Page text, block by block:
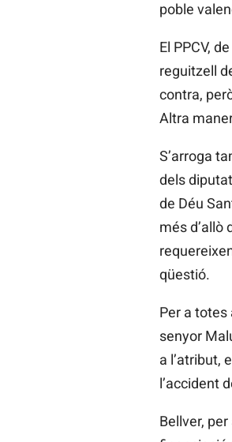
poble
El PPCV,
reguitzell
contra,
Altra
S’arroga
dels
de Déu
més d’allò
qüestió.
Per a totes
senyor
a l’atribut,
l’accident
Bellver,